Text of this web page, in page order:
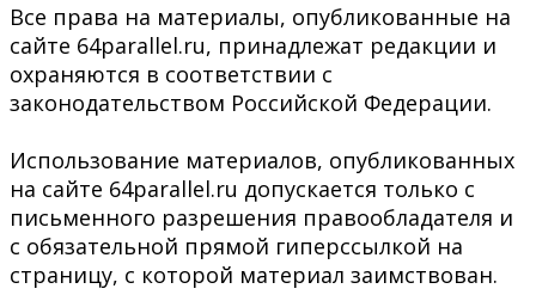
Все права на материалы, опубликованные на
сайте 64parallel.ru, принадлежат редакции и
охраняются в соответствии с
законодательством Российской Федерации.
Использование материалов, опубликованных
на сайте 64parallel.ru допускается только с
письменного разрешения правообладателя и
с обязательной прямой гиперссылкой на
страницу, с которой материал заимствован.